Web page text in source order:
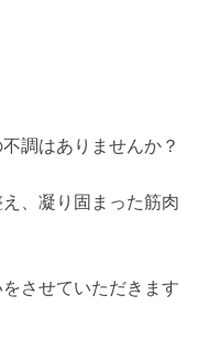
調はありませんか？
、凝り固まった筋肉
させていただきます